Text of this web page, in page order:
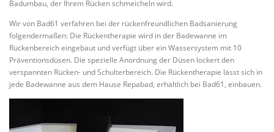
Badumbau, der Ihrem Rücken schmeicheln wird.
Wir von Bad61 verfahren bei der rückenfreundlichen Badsanierung
folgendermaßen: Die Rückentherapie wird in der Badewanne im
Rückenbereich eingebaut und verfügt über ein Wassersystem mit 10
Präventionsdüsen. Die spezielle Anordnung der Düsen lockert den
verspannten Rücken- und Schulterbereich. Die Rückentherapie lässt sich in
jede Badewanne aus dem Hause Repabad, erhältlich bei Bad61, einbauen.